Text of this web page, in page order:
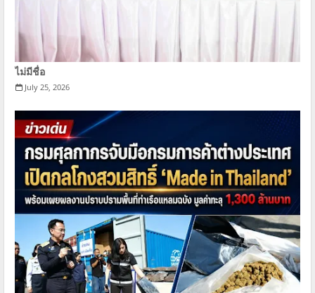
ไม่มีชื่อ
July 25, 2026